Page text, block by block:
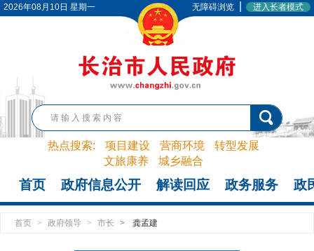
2026年08月10日 星期一 无障碍浏览 进入长者模式
热点搜索: 项目建设 营商环境
转型发展
文旅康养
城乡融合
首页 政府信息公开 解读回应 政务服务 政
首页 > 政府领导 > 市长 > 龚孟建